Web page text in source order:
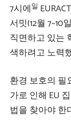
7시에일
서밋(12월
직면하고 있는
색하려고 노력
환경 보호의 필
가로 인해 EU
법을 찾아야 한